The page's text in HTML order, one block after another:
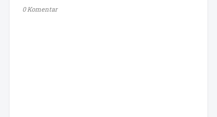
0 Komentar